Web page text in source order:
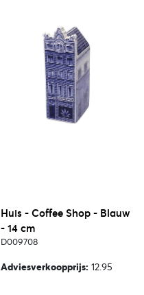
Huis - Coffee Shop - Blauw
- 14 cm
D009708
Adviesverkoopprijs: 12.95